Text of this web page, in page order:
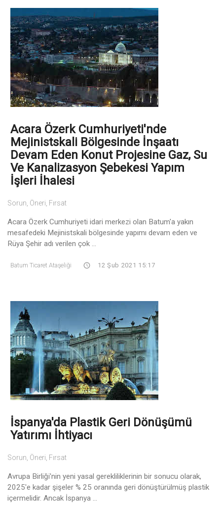
Acara Özerk Cumhuriyeti'nde
Mejinistskali Bölgesinde İnşaatı
Devam Eden Konut Projesine Gaz, Su
Ve Kanalizasyon Şebekesi Yapım
İşleri İhalesi
Sorun, Öneri, Fırsat
Acara Özerk Cumhuriyeti idari merkezi olan Batum'a yakın
mesafedeki Mejinistskali bölgesinde yapımı devam eden ve
Rüya Şehir adı verilen çok ...
Batum Ticaret Ataşeliği 12 Şub 2021 15:17
İspanya'da Plastik Geri Dönüşümü
Yatırımı İhtiyacı
Sorun, Öneri, Fırsat
Avrupa Birliği'nin yeni yasal gerekliliklerinin bir sonucu olarak,
2025'e kadar şişeler % 25 oranında geri dönüştürülmüş plastik
içermelidir. Ancak İspanya ...